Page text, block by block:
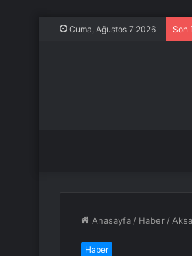
Cuma, Ağustos 7 2026 Son
Anasayfa / Haber /
Haber